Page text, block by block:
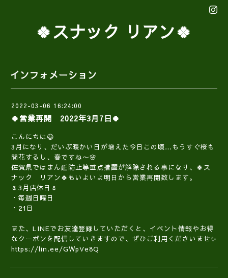
🍀スナック リアン🍀
インフォメーション
2022-03-06 16:24:00
🍀営業再開 2022年3月7日🍀
こんにちは😃
3月になり、だいぶ暖かい日が増えた今日この頃…もうすぐ桜も
開花するし、春ですね〜🌸
佐賀県ではまん延防止等重点措置が解除される事になり、🍀ス
ナック リアン🍀もいよいよ明日から営業再開致します。
🌷3月店休日🌷
・毎週日曜日
・21日
また、LINEでお友達登録していただくと、イベント情報やお得
なクーポンを配信していきますので、ぜひご利用くださいませ✨
https://lin.ee/GWpVe8Q